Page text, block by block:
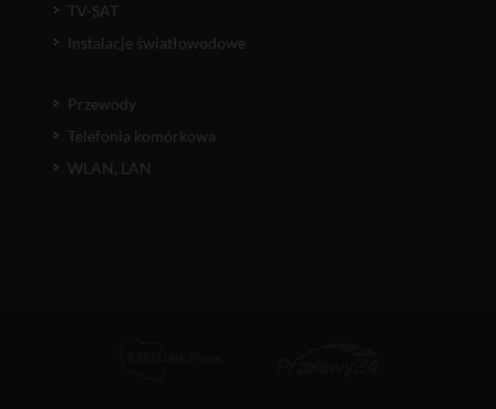
TV-SAT
Instalacje światłowodowe
Przewody
Telefonia komórkowa
WLAN, LAN